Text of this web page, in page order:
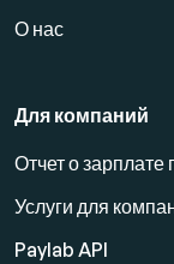
О нас
Для компаний
Отчет о
Услуги для
Paylab API